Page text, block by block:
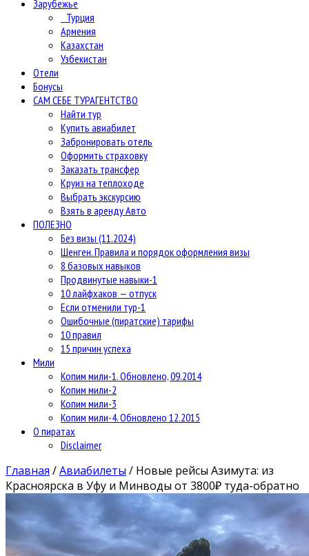
Зарубежье
Турция
Армения
Казахстан
Узбекистан
Отели
Бонусы
САМ СЕБЕ ТУРАГЕНТСТВО
Найти тур
Купить авиабилет
Забронировать отель
Оформить страховку
Заказать трансфер
Круиз на теплоходе
Выбрать экскурсию
Взять в аренду Авто
ПОЛЕЗНО
Без визы (11.2024)
Шенген. Правила и порядок оформления визы
8 базовых навыков
Продвинутые навыки-1
10 лайфхаков — отпуск
Если отменили тур-1
Ошибочные (пиратские) тарифы
10 правил
15 причин успеха
Мили
Копим мили-1. Обновлено, 09.2014
Копим мили-2
Копим мили-3
Копим мили-4. Обновлено 12.2015
О пиратах
Disclaimer
Главная /Авиабилеты / Новые рейсы Азимута: из
Красноярска в Уфу и Минводы от 3800₽ туда-обратно